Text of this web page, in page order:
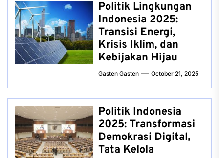
Politik Lingkungan
Indonesia 2025:
Transisi Energi,
Krisis Iklim, dan
Kebijakan Hijau
Gasten Gasten October 21, 2025
Politik Indonesia
2025: Transformasi
Demokrasi Digital,
Tata Kelola